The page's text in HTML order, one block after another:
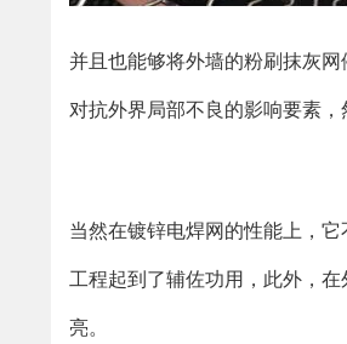
并且也能够将外墙的粉刷抹灰
对抗外界局部不良的影响要素，
当然在镀锌电焊网的性能上，
工程起到了辅佐功用，此外，
亮。